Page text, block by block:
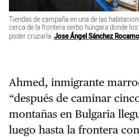
Tiendas de campaña en una de las
cerca de la frontera serbo húngara donde
poder cruzarla. Jose Ángel Sánchez
Ahmed, inmigrante
“después de caminar
montañas en Bulgaria
luego hasta la frontera